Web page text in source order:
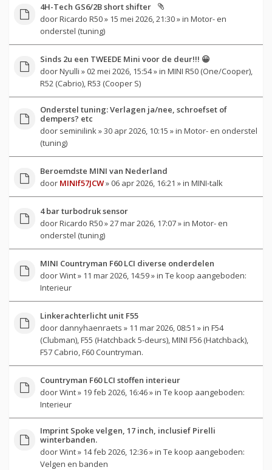
4H-Tech GS6/2B short shifter
doorRicardo R50» 15 mei 2026, 21:30 » in Motor- en
onderstel (tuning)
Sinds 2u een TWEEDE Mini voor de deur!!! 😀
doorNyulli » 02 mei 2026, 15:54 » in MINI R50 (One/Cooper),
R52 (Cabrio), R53 (Cooper S)
Onderstel tuning: Verlagen ja/nee, schroefset of
dempers? etc
door seminilink » 30 apr 2026, 10:15 » in Motor- en onderstel
(tuning)
Beroemdste MINI van Nederland
door MINIf57JCW» 06 apr 2026, 16:21 » in MINI-talk
4 bar turbodruk sensor
doorRicardo R50» 27 mar 2026, 17:07 » in Motor- en
onderstel (tuning)
MINI Countryman F60 LCI diverse onderdelen
doorWint» 11 mar 2026, 14:59 » in Te koop aangeboden:
Interieur
Linkerachterlicht unit F55
door dannyhaenraets » 11 mar 2026, 08:51 » in F54
(Clubman), F55 (Hatchback 5-deurs), MINI F56 (Hatchback),
F57 Cabrio, F60 Countryman.
Countryman F60 LCI stoffen interieur
doorWint» 19 feb 2026, 16:46 » in Te koop aangeboden:
Interieur
Imprint Spoke velgen, 17 inch, inclusief Pirelli
winterbanden.
doorWint» 14 feb 2026, 12:36 » in Te koop aangeboden:
Velgen en banden